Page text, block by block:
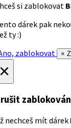
si zablokovat
dárek pak
ty :)
zablokovat
×
nechceš mít dárek